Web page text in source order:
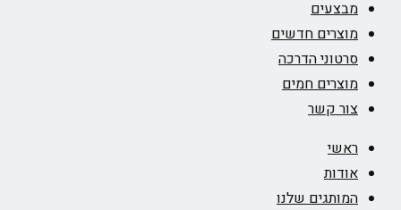
מבצעים
מוצרים חדשים
סרטוני הדרכה
מוצרים חמים
צור קשר
ראשי
אודות
המותגים שלנו